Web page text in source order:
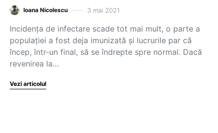
Ioana Nicolescu 3 mai 2021
Incidența de infectare scade tot mai mult, o parte a
populației a fost deja imunizată și lucrurile par că
încep, într-un final, să se îndrepte spre normal. Dacă
revenirea la…
Vezi articolul